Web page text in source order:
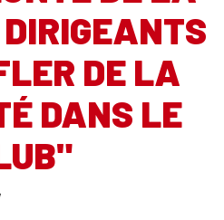
DE LA
DANS LE